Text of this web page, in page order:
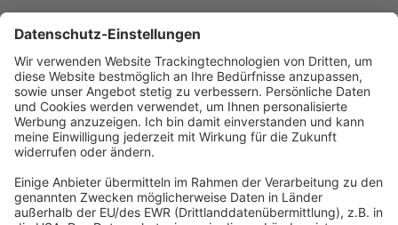
Abonnement anfordern| Abo kündigen|
Werben bei uns